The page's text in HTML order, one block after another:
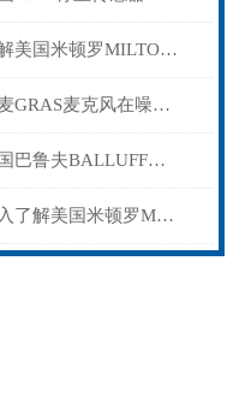
了解美国米顿罗MILTONROY计量泵的优点和实际应用
丹麦GRAS麦克风在噪声测试中的应用与性能解析
德国巴鲁夫BALLUFF传感器可用于哪些方面？
深入了解美国米顿罗MILTONROY计量泵的设计与性能